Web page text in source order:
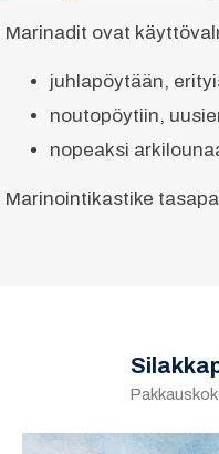
Marinadit ovat
juhlapöytään,
noutopöytiin,
nopeaksi
Marinointikastike